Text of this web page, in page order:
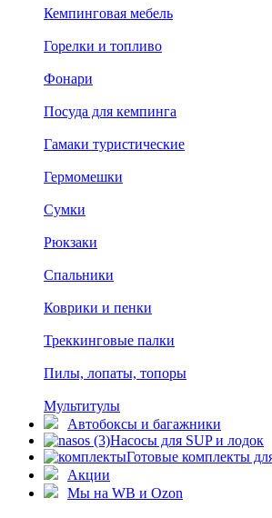
Кемпинговая мебель
Горелки и топливо
Фонари
Посуда для кемпинга
Гамаки туристические
Гермомешки
Сумки
Рюкзаки
Спальники
Коврики и пенки
Треккинговые палки
Пилы, лопаты, топоры
Мультитулы
Автобоксы и багажники
Насосы для SUP и лодок
Готовые комплекты
Акции
Мы на WB и Ozon